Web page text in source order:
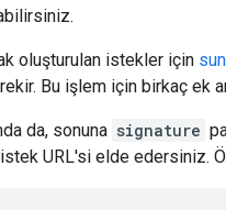
oluşturulan istekler için
Bu işlem için birkaç ek
da, sonuna signature
URL'si elde edersiniz.